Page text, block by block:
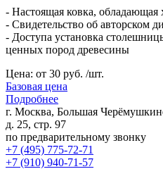
- Настоящая ковка, обладающая
- Свидетельство об авторском
- Доступа установка
ценных пород древесины
Цена: от 30 руб. /шт.
Базовая цена
Подробнее
г. Москва, Большая
д. 25, стр. 97
по предварительному звонку
+7 (495) 775-72-71
+7 (910) 940-71-57